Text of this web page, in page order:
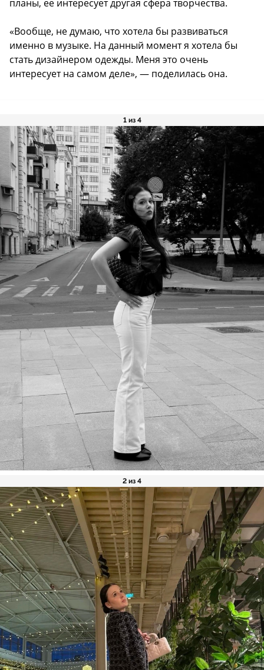
планы, ее интересует другая сфера творчества.
«Вообще, не думаю, что хотела бы развиваться
именно в музыке. На данный момент я хотела бы
стать дизайнером одежды. Меня это очень
интересует на самом деле», — поделилась она.
1 из 4
2 из 4